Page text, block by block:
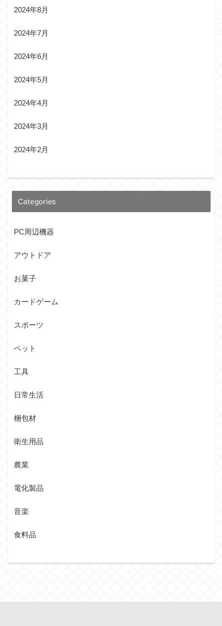
2024年8月
2024年7月
2024年6月
2024年5月
2024年4月
2024年3月
2024年2月
Categories
PC周辺機器
アウトドア
お菓子
カードゲーム
スポーツ
ペット
工具
日常生活
梱包材
衛生用品
農業
電化製品
音楽
食料品